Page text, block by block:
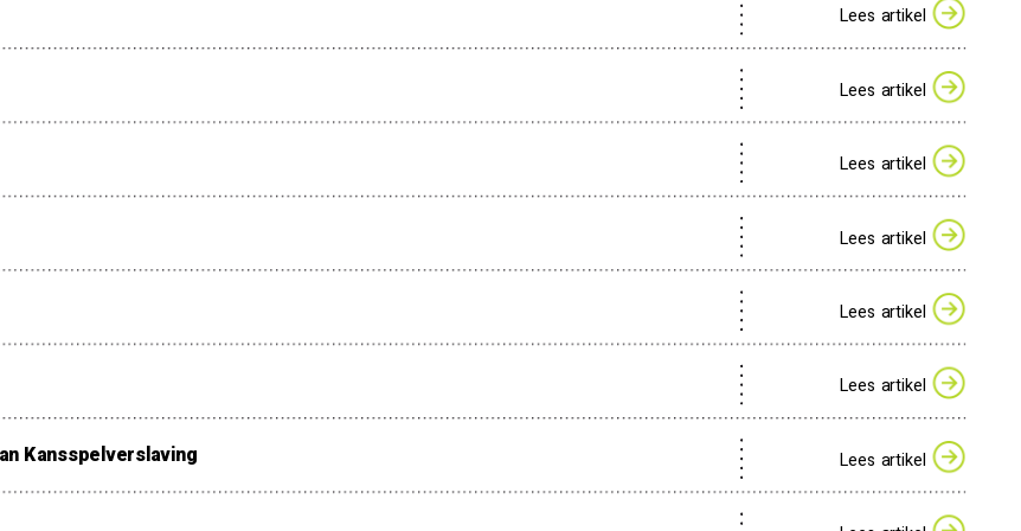
Lees artikel
Lees artikel
Lees artikel
Lees artikel
Lees artikel
Lees artikel
Kansspelverslaving Lees artikel